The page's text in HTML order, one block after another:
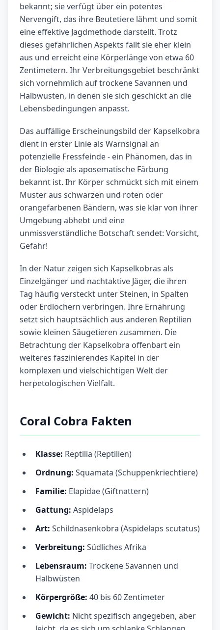
bekannt; sie verfügt über ein potentes
Nervengift, das ihre Beutetiere lähmt und somit
eine effektive Jagdmethode darstellt. Trotz
dieses gefährlichen Aspekts fällt sie eher klein
aus und erreicht eine Körperlänge von etwa 60
Zentimetern. Ihr Verbreitungsgebiet beschränkt
sich vornehmlich auf trockene Savannen und
Halbwüsten, in denen sie sich geschickt an die
Lebensbedingungen anpasst.
Das auffällige Erscheinungsbild der Kapselkobra
dient in erster Linie als Warnsignal an
potenzielle Fressfeinde - ein Phänomen, das in
der Biologie als aposematische Färbung
bekannt ist. Ihr Körper schmückt sich mit einem
Muster aus schwarzen und roten oder
orangefarbenen Bändern, was sie klar von ihrer
Umgebung abhebt und eine
unmissverständliche Botschaft sendet: Vorsicht,
Gefahr!
In der Natur zeigen sich Kapselkobras als
Einzelgänger und nachtaktive Jäger, die ihren
Tag häufig versteckt unter Steinen, in Spalten
oder Erdlöchern verbringen. Ihre Ernährung
setzt sich hauptsächlich aus anderen Reptilien
sowie kleinen Säugetieren zusammen. Die
Betrachtung der Kapselkobra offenbart ein
weiteres faszinierendes Kapitel in der
komplexen und vielschichtigen Welt der
herpetologischen Vielfalt.
Coral Cobra Fakten
Klasse: Reptilia (Reptilien)
Ordnung: Squamata (Schuppenkriechtiere)
Familie: Elapidae (Giftnattern)
Gattung: Aspidelaps
Art: Schildnasenkobra (Aspidelaps scutatus)
Verbreitung: Südliches Afrika
Lebensraum: Trockene Savannen und
Halbwüsten
Körpergröße: 40 bis 60 Zentimeter
Gewicht: Nicht spezifisch angegeben, aber